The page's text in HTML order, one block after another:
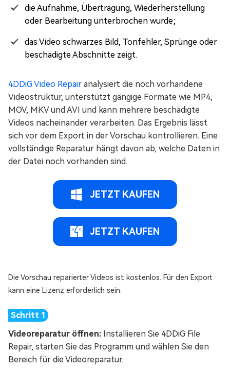
die Aufnahme, Übertragung, Wiederherstellung
oder Bearbeitung unterbrochen wurde;
das Video schwarzes Bild, Tonfehler, Sprünge oder
beschädigte Abschnitte zeigt.
4DDiG Video Repair analysiert die noch vorhandene
Videostruktur, unterstützt gängige Formate wie MP4,
MOV, MKV und AVI und kann mehrere beschädigte
Videos nacheinander verarbeiten. Das Ergebnis lässt
sich vor dem Export in der Vorschau kontrollieren. Eine
vollständige Reparatur hängt davon ab, welche Daten in
der Datei noch vorhanden sind.
JETZT KAUFEN
JETZT KAUFEN
Die Vorschau reparierter Videos ist kostenlos. Für den Export
kann eine Lizenz erforderlich sein.
Videoreparatur öffnen: Installieren Sie 4DDiG File
Repair, starten Sie das Programm und wählen Sie den
Bereich für die Videoreparatur.